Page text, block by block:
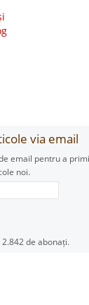
via email
email pentru a
noi.
de abonați.